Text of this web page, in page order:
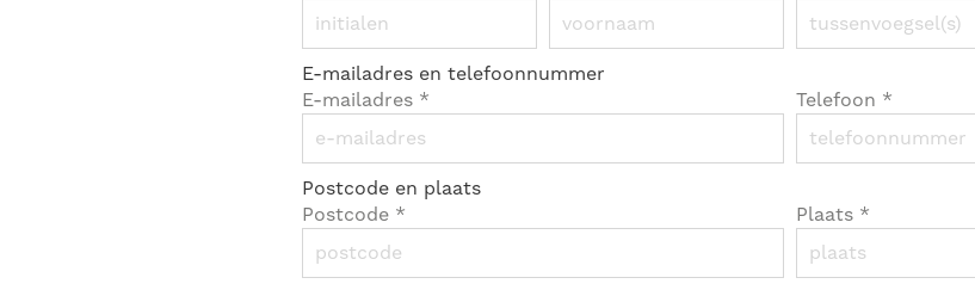
E-mailadres en telefoonnummer
E-mailadres * Telefoon *
Postcode en plaats
Postcode * Plaats *